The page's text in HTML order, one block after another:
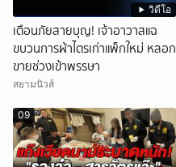
วิดีโอ
เตือนภัยสายบุญ! เจ้าอาวาสแฉ
ขบวนการผ้าไตรเก่าแพ็กใหม่ หลอก
ขายช่วงเข้าพรรษา
สยามนิวส์
09